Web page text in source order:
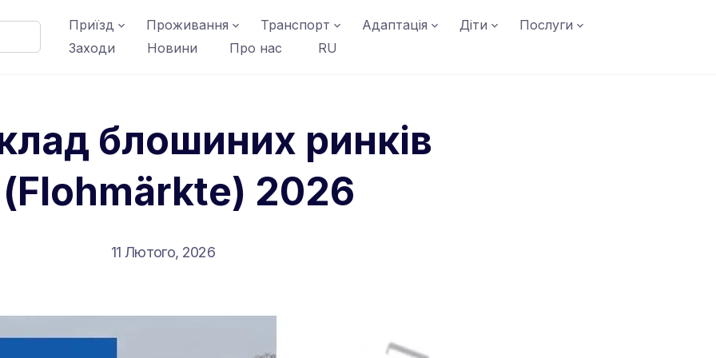
Приїзд Проживання Транспорт Адаптація Діти
Послуги
Заходи
Новини Про нас RU
блошиних ринків
(Flohmärkte) 2026
11 Лютого, 2026